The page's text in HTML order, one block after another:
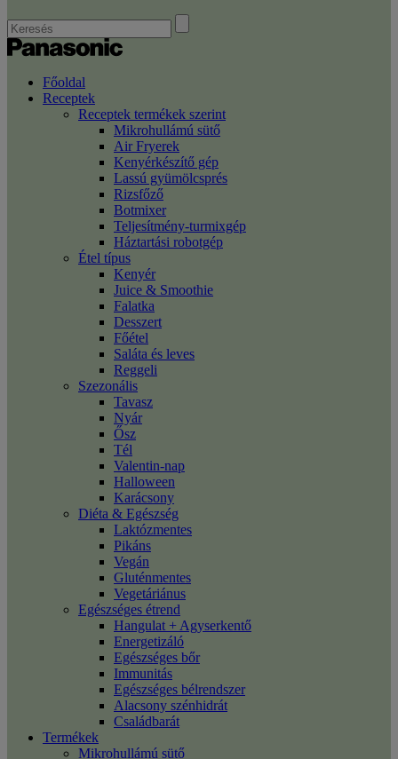
Főoldal
Receptek
Receptek termékek szerint
Mikrohullámú sütő
Air Fryerek
Kenyérkészítő gép
Lassú gyümölcsprés
Rizsfőző
Botmixer
Teljesítmény-turmixgép
Háztartási robotgép
Étel típus
Kenyér
Juice & Smoothie
Falatka
Desszert
Főétel
Saláta és leves
Reggeli
Szezonális
Tavasz
Nyár
Ősz
Tél
Valentin-nap
Halloween
Karácsony
Diéta & Egészség
Laktózmentes
Pikáns
Vegán
Gluténmentes
Vegetáriánus
Egészséges étrend
Hangulat + Agyserkentő
Energetizáló
Egészséges bőr
Immunitás
Egészséges bélrendszer
Alacsony szénhidrát
Családbarát
Termékek
Mikrohullámú sütő